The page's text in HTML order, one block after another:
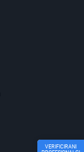
VERIFICIRANI